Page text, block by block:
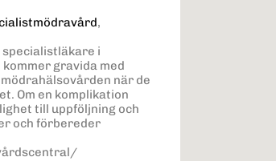
,
i
gravida med
när de
Om en komplikation
till uppföljning och
och förbereder